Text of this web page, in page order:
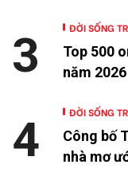
ĐỜI SỐNG
Top 500
năm 2026
3
ĐỜI SỐNG
Công bố
nhà mơ
4